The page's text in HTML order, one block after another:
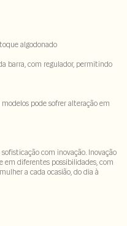
algodonado
barra, com regulador, permitindo
pode sofrer alteração em
com inovação. Inovação
em diferentes possibilidades, com
a cada ocasião, do dia à